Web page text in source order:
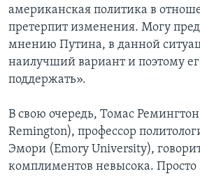
американская политика в
претерпит изменения. Могу
мнению Путина, в данной
наилучший вариант и поэтому
поддержать».
В свою очередь, Томас
Remington), профессор
Эмори (Emory University),
комплиментов невысока. Просто